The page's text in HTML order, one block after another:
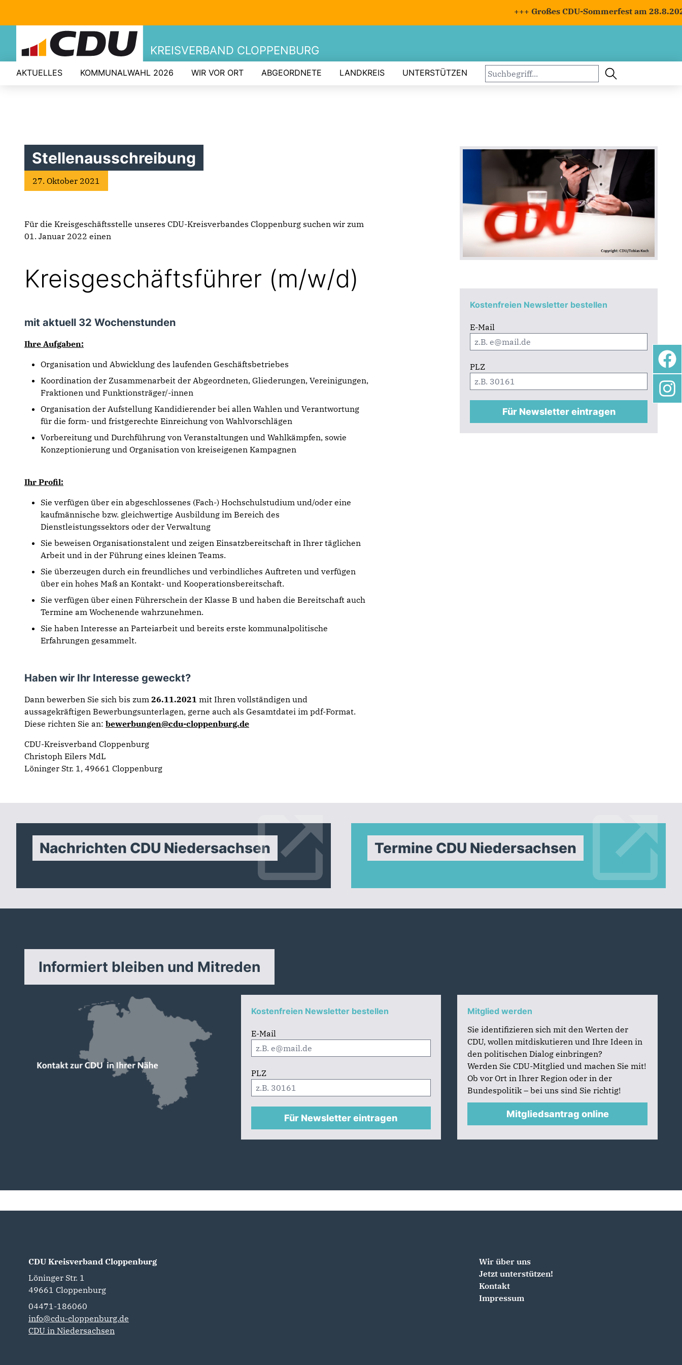
+++ Großes CDU-Sommerfest am
KREISVERBAND CLOPPENBURG
AKTUELLES KOMMUNALWAHL 2026 WIR VOR ORT ABGEORDNETE LANDKREIS UNTERSTÜTZEN
Kostenfreien Newsletter bestellen
E-Mail
PLZ
Für Newsletter eintragen
Stellenausschreibung
27. Oktober 2021
Für die Kreisgeschäftsstelle unseres CDU-Kreisverbandes Cloppenburg suchen wir zum
01. Januar 2022 einen
Kreisgeschäftsführer (m/w/d)
mit aktuell 32 Wochenstunden
Ihre Aufgaben:
Organisation und Abwicklung des laufenden Geschäftsbetriebes
Koordination der Zusammenarbeit der Abgeordneten, Gliederungen, Vereinigungen,
Fraktionen und Funktionsträger/-innen
Organisation der Aufstellung Kandidierender bei allen Wahlen und Verantwortung
für die form- und fristgerechte Einreichung von Wahlvorschlägen
Vorbereitung und Durchführung von Veranstaltungen und Wahlkämpfen, sowie
Konzeptionierung und Organisation von kreiseigenen Kampagnen
Ihr Profil:
Sie verfügen über ein abgeschlossenes (Fach-) Hochschulstudium und/oder eine
kaufmännische bzw. gleichwertige Ausbildung im Bereich des
Dienstleistungssektors oder der Verwaltung
Sie beweisen Organisationstalent und zeigen Einsatzbereitschaft in Ihrer täglichen
Arbeit und in der Führung eines kleinen Teams.
Sie überzeugen durch ein freundliches und verbindliches Auftreten und verfügen
über ein hohes Maß an Kontakt- und Kooperationsbereitschaft.
Sie verfügen über einen Führerschein der Klasse B und haben die Bereitschaft auch
Termine am Wochenende wahrzunehmen.
Sie haben Interesse an Parteiarbeit und bereits erste kommunalpolitische
Erfahrungen gesammelt.
Haben wir Ihr Interesse geweckt?
Dann bewerben Sie sich bis zum 26.11.2021 mit Ihren vollständigen und
aussagekräftigen Bewerbungsunterlagen, gerne auch als Gesamtdatei im pdf-Format.
Diese richten Sie an: bewerbungen@cdu-cloppenburg.de
CDU-Kreisverband Cloppenburg
Christoph Eilers MdL
Löninger Str. 1, 49661 Cloppenburg
Nachrichten CDU Niedersachsen Termine CDU Niedersachsen
Informiert bleiben und Mitreden
Kostenfreien Newsletter bestellen
E-Mail
PLZ
Für Newsletter eintragen
Mitglied werden
Sie identifizieren sich mit den Werten der
CDU, wollen mitdiskutieren und Ihre Ideen in
den politischen Dialog einbringen?
Werden Sie CDU-Mitglied und machen Sie mit!
Ob vor Ort in Ihrer Region oder in der
Bundespolitik – bei uns sind Sie richtig!
Mitgliedsantrag online
CDU Kreisverband Cloppenburg
Löninger Str. 1
49661 Cloppenburg
04471-186060
info@cdu-cloppenburg.de
CDU in Niedersachsen
Wir über uns
Jetzt unterstützen!
Kontakt
Impressum